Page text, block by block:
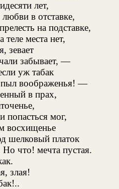
лет,
в отставке,
на подставке,
места нет,
зевает
забывает, —
уж табак
пыл воображенья! —
в прах,
попасться мог,
восхищенье
шелковый платок
что! мечта пустая.
злая!